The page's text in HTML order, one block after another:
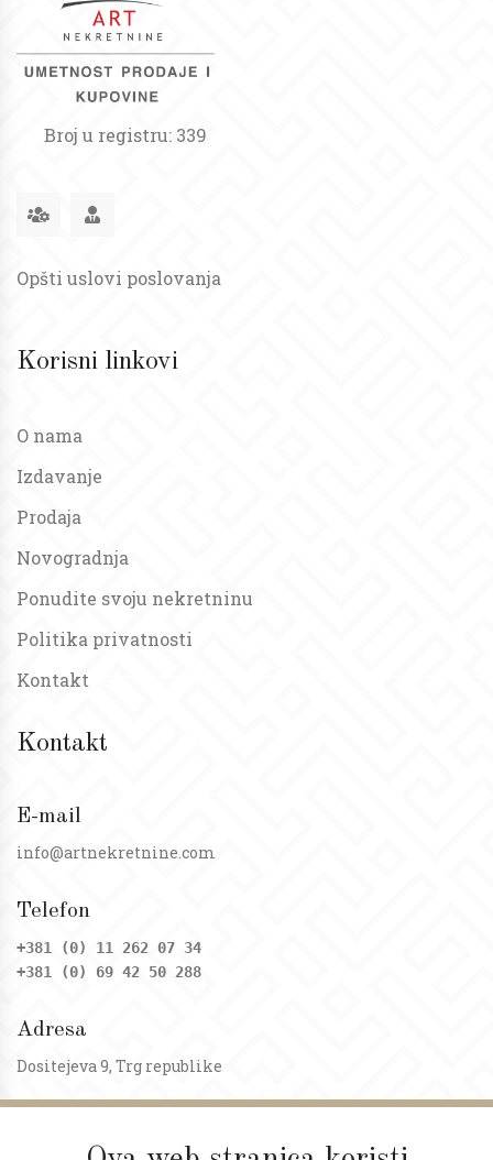
Broj u registru: 339
Opšti uslovi poslovanja
Korisni linkovi
O nama
Izdavanje
Prodaja
Novogradnja
Ponudite svoju nekretninu
Politika privatnosti
Kontakt
Kontakt
E-mail
info@artnekretnine.com
Telefon
+381 (0) 11 262 07 34
+381 (0) 69 42 50 288
Adresa
Dositejeva 9, Trg republike